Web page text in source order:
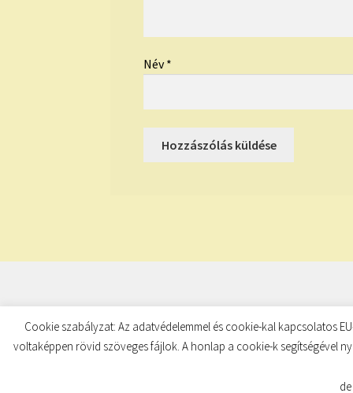
Név*
© TUDATKULCS 2026
Built with Storefront
Cookie szabályzat: Az adatvédelemmel és cookie-kal kapcsolatos
voltaképpen rövid szöveges fájlok. A honlap a cookie-k segítségével